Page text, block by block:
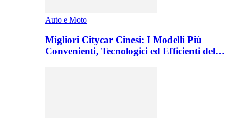
Auto e Moto
Migliori Citycar Cinesi: I Modelli Più
Convenienti, Tecnologici ed Efficienti del…